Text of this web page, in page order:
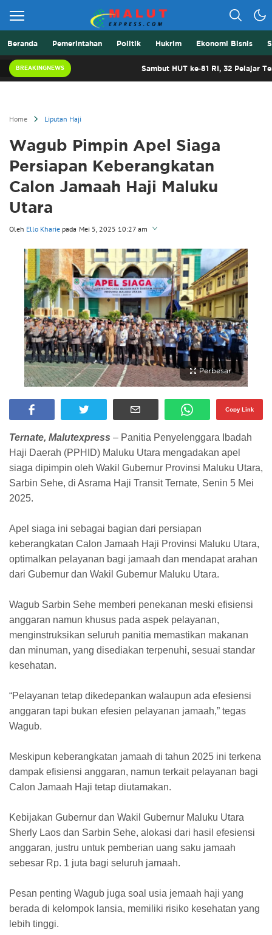
Malut Express
Beranda Pemerintahan Politik Hukrim Ekonomi Bisnis
BREAKINGNEWS Sambut HUT ke-81 RI, 32 Pelajar
Home Liputan Haji
Wagub Pimpin Apel Siaga
Persiapan Keberangkatan
Calon Jamaah Haji Maluku
Utara
Oleh Ello Kharie pada Mei 5, 2025 10:27 am
Perbesar
Copy Link
Ternate, Malutexpress – Panitia Penyelenggara Ibadah
Haji Daerah (PPHID) Maluku Utara mengadakan apel
siaga dipimpin oleh Wakil Gubernur Provinsi Maluku Utara,
Sarbin Sehe, di Asrama Haji Transit Ternate, Senin 5 Mei
2025.
Apel siaga ini sebagai bagian dari persiapan
keberangkatan Calon Jamaah Haji Provinsi Maluku Utara,
optimalkan pelayanan bagi jamaah dan mendapat arahan
dari Gubernur dan Wakil Gubernur Maluku Utara.
Wagub Sarbin Sehe memberi penekanan meski efisiensi
anggaran namun khusus pada aspek pelayanan,
menginstruksikan seluruh panitia memastikan makanan
dan minuman, yang disediakan terpenuhi, sesuai standar
kesehatan.
“Pelayanan tetap dikedepankan walaupun ada efesiensi
anggaran tapi bukan efesien pelayanan jamaah,” tegas
Wagub.
Meskipun keberangkatan jamaah di tahun 2025 ini terkena
dampak efisiensi anggaran, namun terkait pelayanan bagi
Calon Jamaah Haji tetap diutamakan.
Kebijakan Gubernur dan Wakil Gubernur Maluku Utara
Sherly Laos dan Sarbin Sehe, alokasi dari hasil efesiensi
anggaran, justru untuk pemberian uang saku jamaah
sebesar Rp. 1 juta bagi seluruh jamaah.
Pesan penting Wagub juga soal usia jemaah haji yang
berada di kelompok lansia, memiliki risiko kesehatan yang
lebih tinggi.